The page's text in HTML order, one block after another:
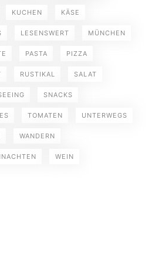
KUCHEN KÄSE
LESENSWERT MÜNCHEN
PASTA PIZZA
RUSTIKAL SALAT
SNACKS
TOMATEN UNTERWEGS
WANDERN
WEIN